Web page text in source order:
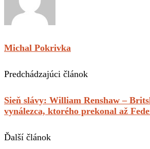
Michal Pokrivka
Predchádzajúci článok
Sieň slávy: William Renshaw –
vynálezca, ktorého prekonal až
Ďalší článok